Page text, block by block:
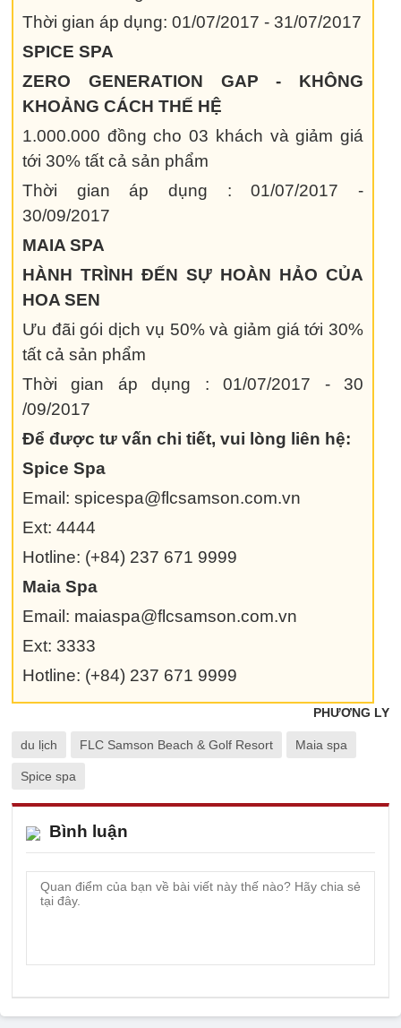
Thời gian áp dụng: 01/07/2017 - 31/07/2017
SPICE SPA
ZERO GENERATION GAP - KHÔNG
KHOẢNG CÁCH THẾ HỆ
1.000.000 đồng cho 03 khách và giảm giá
tới 30% tất cả sản phẩm
Thời gian áp dụng : 01/07/2017 -
30/09/2017
MAIA SPA
HÀNH TRÌNH ĐẾN SỰ HOÀN HẢO CỦA
HOA SEN
Ưu đãi gói dịch vụ 50% và giảm giá tới 30%
tất cả sản phẩm
Thời gian áp dụng : 01/07/2017 - 30
/09/2017
Để được tư vấn chi tiết, vui lòng liên hệ:
Spice Spa
Email: spicespa@flcsamson.com.vn
Ext: 4444
Hotline: (+84) 237 671 9999
Maia Spa
Email: maiaspa@flcsamson.com.vn
Ext: 3333
Hotline: (+84) 237 671 9999
PHƯƠNG LY
du lịch FLC Samson Beach & Golf Resort Maia spa
Spice spa
Bình luận